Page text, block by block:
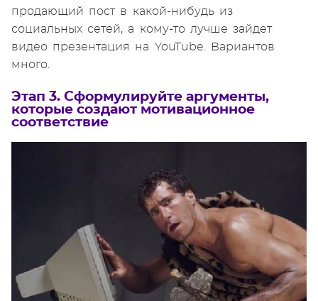
продающий пост в какой-нибудь из
социальных сетей, а кому-то лучше зайдет
видео презентация на YouTube. Вариантов
много.
Этап 3. Сформулируйте аргументы,
которые создают мотивационное
соответствие